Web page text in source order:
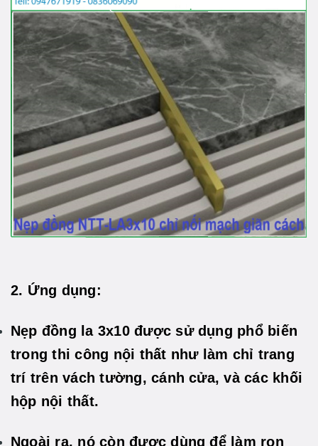
2. Ứng dụng:
Nẹp đồng la 3x10 được sử dụng phổ biến
trong thi công nội thất như làm chỉ trang
trí trên vách tường, cánh cửa, và các khối
hộp nội thất.
Ngoài ra, nó còn được dùng để làm ron